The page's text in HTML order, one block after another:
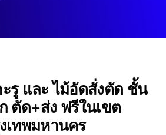
ะรู และ ไม้อัดสั่งตัด ชั้น
ตัด+ส่ง ฟรีในเขต
เทพมหานคร